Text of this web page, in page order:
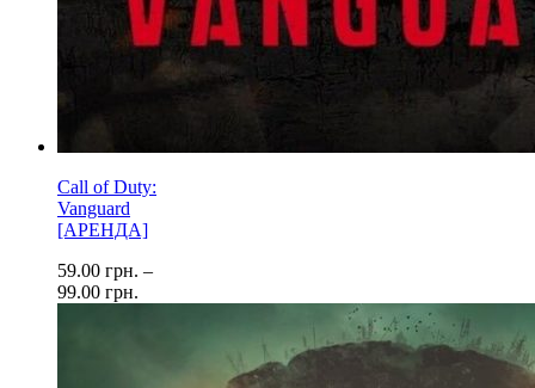
Call of Duty:
Vanguard
[АРЕНДА]
59.00 грн. –
99.00 грн.